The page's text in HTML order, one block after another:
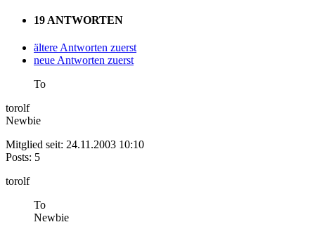
19 ANTWORTEN
ältere Antworten zuerst
neue Antworten zuerst
To
torolf
Newbie
Mitglied seit: 24.11.2003 10:10
Posts: 5
torolf
To
Newbie